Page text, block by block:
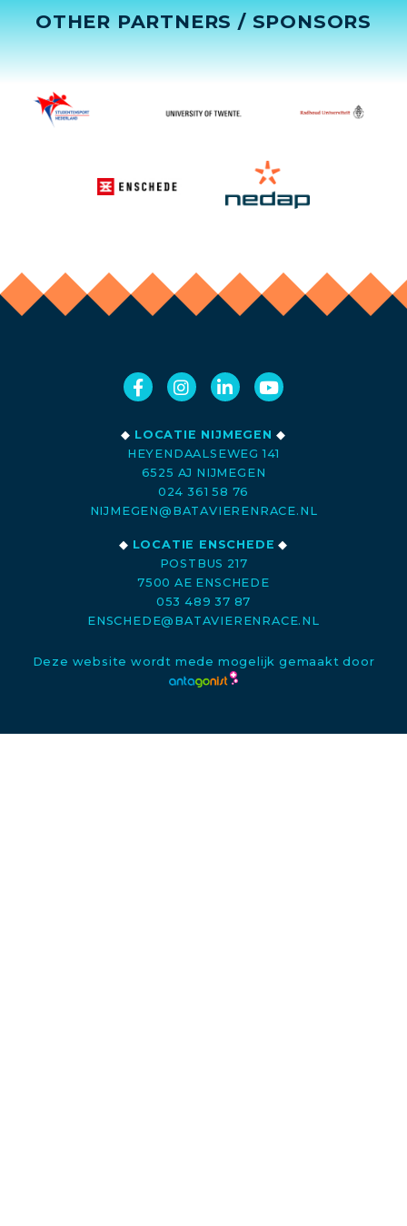
OTHER PARTNERS / SPONSORS
◆ LOCATIE NIJMEGEN ◆
HEYENDAALSEWEG 141
6525 AJ NIJMEGEN
024 361 58 76
NIJMEGEN@BATAVIERENRACE.NL
◆ LOCATIE ENSCHEDE ◆
POSTBUS 217
7500 AE ENSCHEDE
053 489 37 87
ENSCHEDE@BATAVIERENRACE.NL
Deze website wordt mede mogelijk gemaakt door